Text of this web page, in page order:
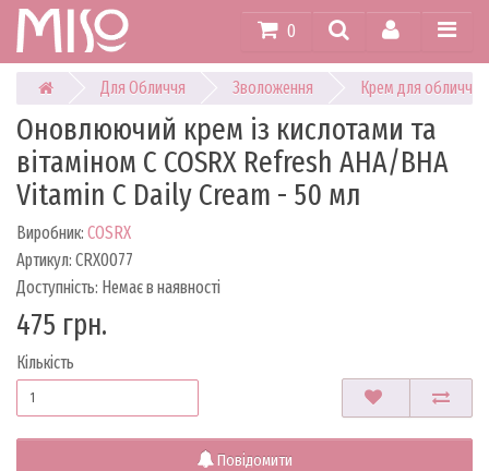
0
Для Обличчя Зволоження Крем для обличчя
Оновлюючий крем із кислотами та
вітаміном С COSRX Refresh AHA/BHA
Vitamin C Daily Cream - 50 мл
Виробник: COSRX
Артикул: CRX0077
Доступність: Немає в наявності
475 грн.
Кількість
Повідомити